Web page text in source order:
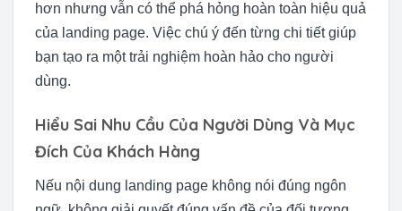
hơn nhưng vẫn có thể phá hỏng hoàn toàn hiệu quả
của landing page. Việc chú ý đến từng chi tiết giúp
bạn tạo ra một trải nghiệm hoàn hảo cho người
dùng.
Hiểu Sai Nhu Cầu Của Người Dùng Và Mục
Đích Của Khách Hàng
Nếu nội dung landing page không nói đúng ngôn